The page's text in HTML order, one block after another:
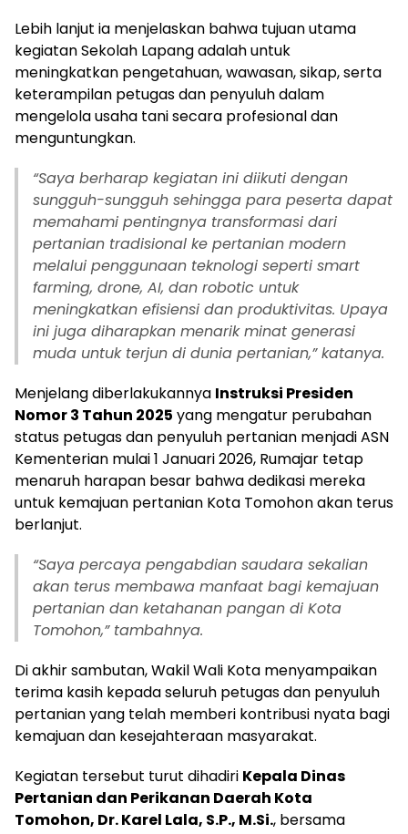
Lebih lanjut ia menjelaskan bahwa tujuan utama
kegiatan Sekolah Lapang adalah untuk
meningkatkan pengetahuan, wawasan, sikap, serta
keterampilan petugas dan penyuluh dalam
mengelola usaha tani secara profesional dan
menguntungkan.
“Saya berharap kegiatan ini diikuti dengan
sungguh-sungguh sehingga para peserta dapat
memahami pentingnya transformasi dari
pertanian tradisional ke pertanian modern
melalui penggunaan teknologi seperti smart
farming, drone, AI, dan robotic untuk
meningkatkan efisiensi dan produktivitas. Upaya
ini juga diharapkan menarik minat generasi
muda untuk terjun di dunia pertanian,” katanya.
Menjelang diberlakukannya Instruksi Presiden
Nomor 3 Tahun 2025 yang mengatur perubahan
status petugas dan penyuluh pertanian menjadi ASN
Kementerian mulai 1 Januari 2026, Rumajar tetap
menaruh harapan besar bahwa dedikasi mereka
untuk kemajuan pertanian Kota Tomohon akan terus
berlanjut.
“Saya percaya pengabdian saudara sekalian
akan terus membawa manfaat bagi kemajuan
pertanian dan ketahanan pangan di Kota
Tomohon,” tambahnya.
Di akhir sambutan, Wakil Wali Kota menyampaikan
terima kasih kepada seluruh petugas dan penyuluh
pertanian yang telah memberi kontribusi nyata bagi
kemajuan dan kesejahteraan masyarakat.
Kegiatan tersebut turut dihadiri Kepala Dinas
Pertanian dan Perikanan Daerah Kota
Tomohon, Dr. Karel Lala, S.P., M.Si., bersama